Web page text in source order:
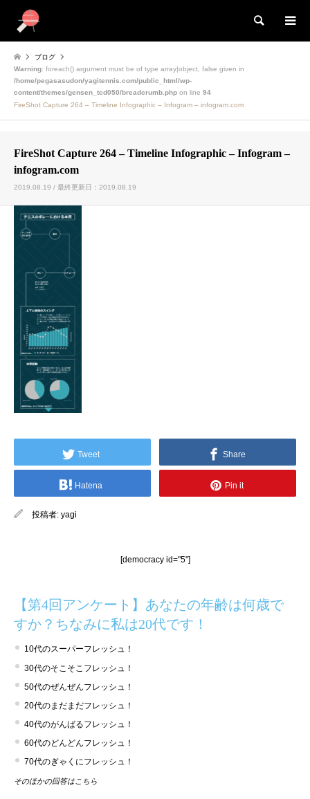
検索
ブログ
Warning: foreach() argument must be of type array|object, false given in
/home/pegasasudon/yagitennis.com/public_html/wp-
content/themes/gensen_tcd050/breadcrumb.php on line 94
FireShot Capture 264 – Timeline Infographic – Infogram – infogram.com
FireShot Capture 264 – Timeline Infographic – Infogram –
infogram.com
2019.08.19 / 最終更新日：2019.08.19
Tweet Share
Hatena Pin it
投稿者: yagi
[democracy id="5"]
【第4回アンケート】あなたの年齢は何歳で
すか？ちなみに私は20代です！
10代のスーパーフレッシュ！
30代のそこそこフレッシュ！
50代のぜんぜんフレッシュ！
20代のまだまだフレッシュ！
40代のがんばるフレッシュ！
60代のどんどんフレッシュ！
70代のぎゃくにフレッシュ！
そのほかの回答はこちら